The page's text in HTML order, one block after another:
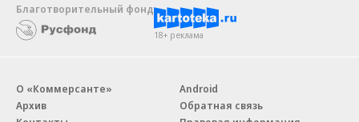
Благотворительный фонд
18+ реклама
О «Коммерсанте»
Архив
Android
Обратная связь